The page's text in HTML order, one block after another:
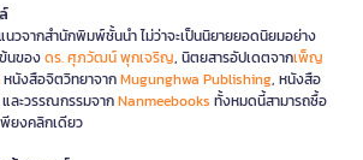
นวจากสำนักพิมพ์ชั้นนำ ไม่ว่าจะเป็นนิยายยอดนิยมอย่าง
นของดร. ศุภวัฒน์ พุกเจริญ, นิตยสารอัปเดตจากเพ็ญ
หนังสือจิตวิทยาจากMugunghwa Publishing, หนังสือ
และวรรณกรรมจากNanmeebooks ทั้งหมดนี้สามารถซื้อ
ยงคลิกเดียว